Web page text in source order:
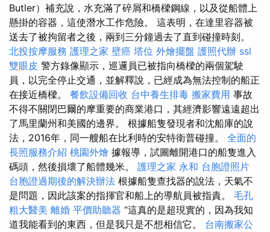
Butler）補充說，水充滿了碎屑和橋樑鋼線，以及從船體上
懸掛的容器，這使潛水工作危險。 這表明，在達里容器被
送去了被拘留者之後，兩到三分鐘過去了直到碰撞時刻。
北投按摩服務 護理之家 壁癌 塔位 外燴擺盤 護照代辦 ssl
雙眼皮 警方錄像顯示，巡邏員已被指向橋樑的兩個駕駛
員，以完全停止交通，並解釋說，已經成為無法控制的船正
在接近橋樑。 餐飲設備回收 台中養生排毒 搬家費用 事故
不得不關閉巴爾的摩重要的商業港口，其經濟影響遠遠超出
了馬里蘭州和美國的邊界。 根據船隻發現者和沈船庫的說
法，2016年，同一艘船在比利時的安特衛普碰撞。 全面的
長照服務介紹 桃園外燴 據報導，試圖離開港口的船隻進入
碼頭，然後損壞了船體幾米。 護理之家 永和 台胞證照片
台胞證過期後的解決辦法 根據船隻查找器的說法，天氣不
是問題，因此該案的指揮官和船上的導航員被指責。 毛孔
粗大醫美 離婚 平價助聽器 “這真的是超現實的，因為我知
道我能看到的東西，但是我只是不想相信它。 台南搬家公